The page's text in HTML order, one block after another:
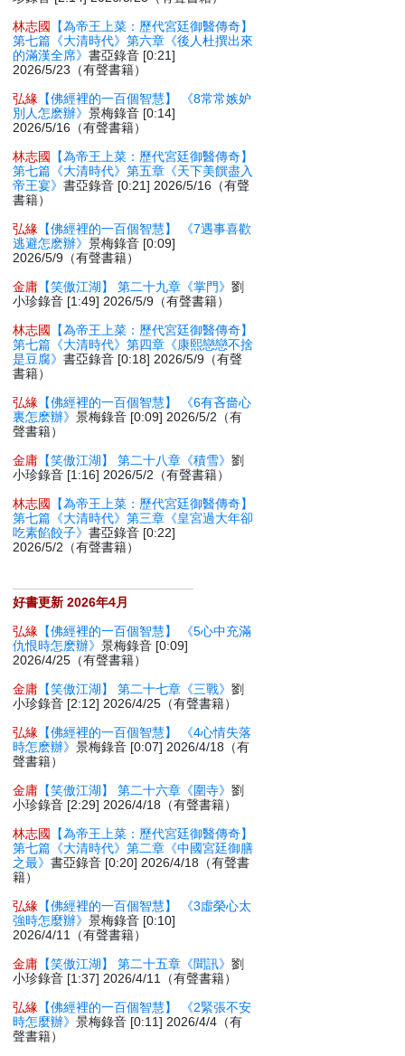
林志國
【為帝王上菜：歷代宮廷御醫傳奇】
第七篇《大清時代》第六章《後人杜撰出來
的滿漢全席》書亞錄音 [0:21]
2026/5/23（有聲書籍）
弘緣 【佛經裡的一百個智慧】 《8常常嫉妒
別人怎麽辦》景梅錄音 [0:14]
2026/5/16（有聲書籍）
林志國
【為帝王上菜：歷代宮廷御醫傳奇】
第七篇《大清時代》第五章《天下美饌盡入
帝王宴》書亞錄音 [0:21] 2026/5/16（有聲
書籍）
弘緣 【佛經裡的一百個智慧】 《7遇事喜歡
逃避怎麽辦》景梅錄音 [0:09]
2026/5/9（有聲書籍）
金庸 【笑傲江湖】 第二十九章《掌門》劉
小珍錄音 [1:49] 2026/5/9（有聲書籍）
林志國
【為帝王上菜：歷代宮廷御醫傳奇】
第七篇《大清時代》第四章《康熙戀戀不捨
是豆腐》書亞錄音 [0:18] 2026/5/9（有聲
書籍）
弘緣 【佛經裡的一百個智慧】 《6有吝嗇心
裏怎麽辦》景梅錄音 [0:09] 2026/5/2（有
聲書籍）
金庸 【笑傲江湖】 第二十八章《積雪》劉
小珍錄音 [1:16] 2026/5/2（有聲書籍）
林志國
【為帝王上菜：歷代宮廷御醫傳奇】
第七篇《大清時代》第三章《皇宮過大年卻
吃素餡餃子》書亞錄音 [0:22]
2026/5/2（有聲書籍）
好書更新 2026年4月
弘緣 【佛經裡的一百個智慧】 《5心中充滿
仇恨時怎麽辦》景梅錄音 [0:09]
2026/4/25（有聲書籍）
金庸 【笑傲江湖】 第二十七章《三戰》劉
小珍錄音 [2:12] 2026/4/25（有聲書籍）
弘緣 【佛經裡的一百個智慧】 《4心情失落
時怎麽辦》景梅錄音 [0:07] 2026/4/18（有
聲書籍）
金庸 【笑傲江湖】 第二十六章《圍寺》劉
小珍錄音 [2:29] 2026/4/18（有聲書籍）
林志國
【為帝王上菜：歷代宮廷御醫傳奇】
第七篇《大清時代》第二章《中國宮廷御膳
之最》書亞錄音 [0:20] 2026/4/18（有聲書
籍）
弘緣 【佛經裡的一百個智慧】 《3虛榮心太
強時怎麼辦》景梅錄音 [0:10]
2026/4/11（有聲書籍）
金庸 【笑傲江湖】 第二十五章《聞訊》劉
小珍錄音 [1:37] 2026/4/11（有聲書籍）
弘緣 【佛經裡的一百個智慧】 《2緊張不安
時怎麼辦》景梅錄音 [0:11] 2026/4/4（有
聲書籍）